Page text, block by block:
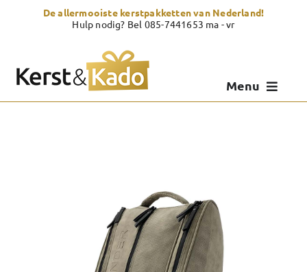
De allermooiste kerstpakketten van Nederland!
Hulp nodig? Bel 085-7441653 ma - vr
Menu
Over Kerst & Kado